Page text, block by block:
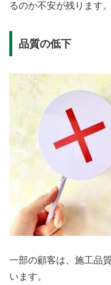
るのか不安が残ります。
品質の低下
一部の顧客は、施工品
います。